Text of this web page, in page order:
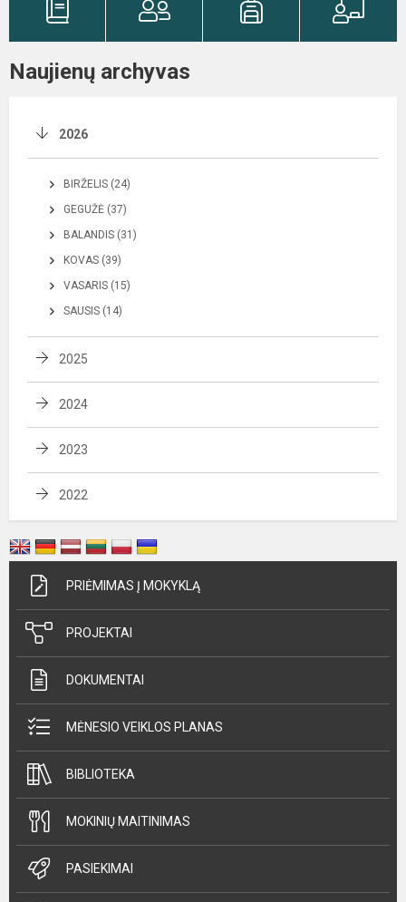
Naujienų archyvas
2026
BIRŽELIS (24)
GEGUŽĖ (37)
BALANDIS (31)
KOVAS (39)
VASARIS (15)
SAUSIS (14)
2025
2024
2023
2022
PRIĖMIMAS Į MOKYKLĄ
PROJEKTAI
DOKUMENTAI
MĖNESIO VEIKLOS PLANAS
BIBLIOTEKA
MOKINIŲ MAITINIMAS
PASIEKIMAI